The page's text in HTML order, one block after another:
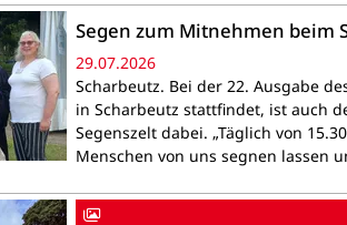
Segen zum Mitnehmen beim
29.07.2026
Scharbeutz. Bei der 22. Ausgabe
in Scharbeutz stattfindet, ist auch
Segenszelt dabei. „Täglich von
Menschen von uns segnen lassen